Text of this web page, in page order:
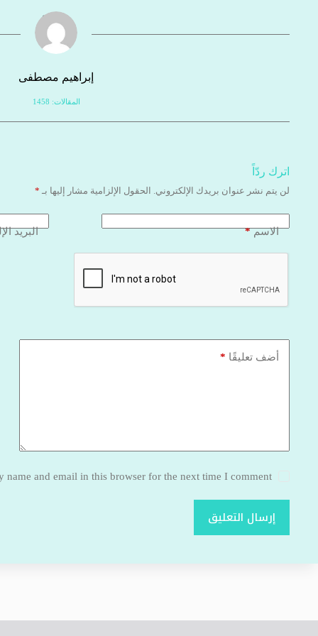
إبراهيم مصطفى
المقالات: 1458
اترك ردّاً
لن يتم نشر عنوان بريدك الإلكتروني. الحقول الإلزامية مشار إليها بـ *
الاسم* البريد
أضف تعليقًا *
name and email in this browser for the next time I comment.
إرسال التعليق